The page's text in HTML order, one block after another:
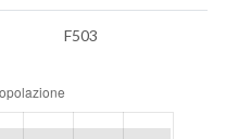
F503